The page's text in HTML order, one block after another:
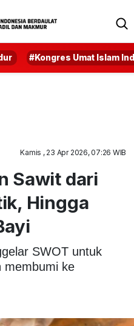
#Kongres Umat Islam
Kamis , 23 Apr 2026, 07:26 WIB
Sawit dari
Hingga
SWOT untuk
membumi ke